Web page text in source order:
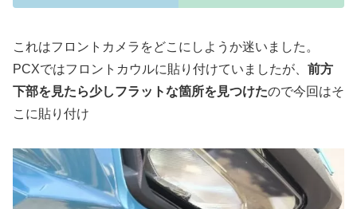
これはフロントカメラをどこにしようか迷いました。
PCXではフロントカウルに貼り付けていましたが、 前方
下部を見たら少しフラットな箇所を見つけたので今回はそ
こに貼り付け